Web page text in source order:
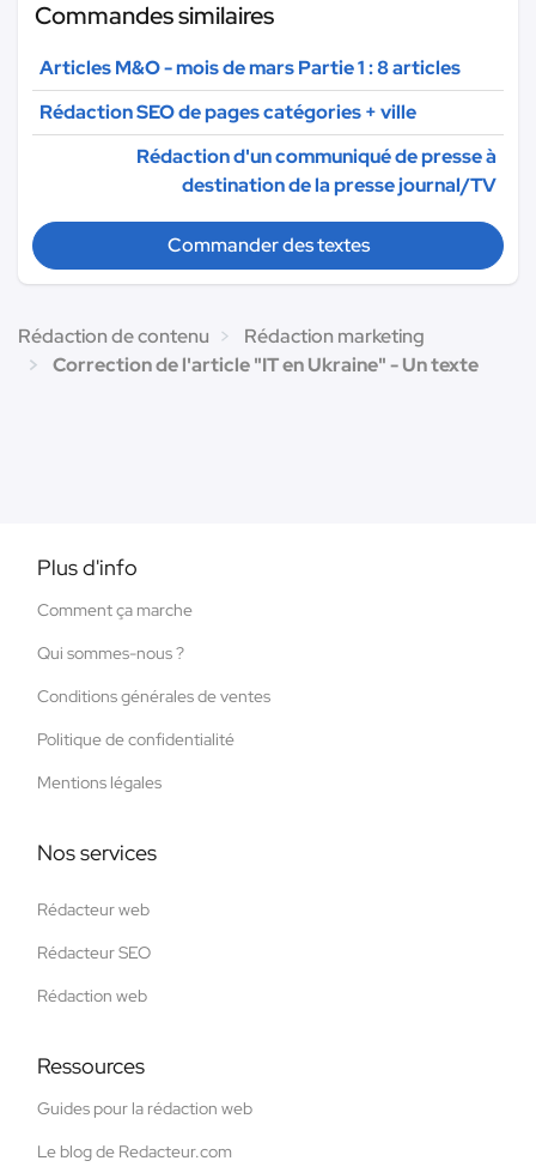
Commandes similaires
Articles M&O - mois de mars Partie 1 : 8 articles
Rédaction SEO de pages catégories + ville
Rédaction d'un communiqué de presse à
destination de la presse journal/TV
Commander des textes
Rédaction de contenu
Rédaction marketing
Correction de l'article "IT en Ukraine" - Un texte
Plus d'info
Comment ça marche
Qui sommes-nous ?
Conditions générales de ventes
Politique de confidentialité
Mentions légales
Nos services
Rédacteur web
Rédacteur SEO
Rédaction web
Ressources
Guides pour la rédaction web
Le blog de Redacteur.com